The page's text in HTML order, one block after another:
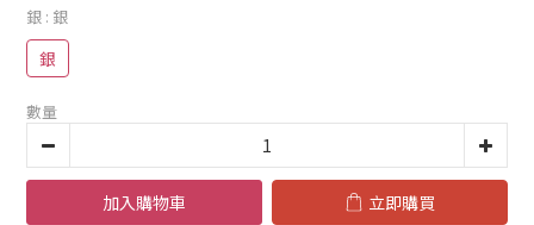
銀 : 銀
銀
數量
加入購物車 立即購買